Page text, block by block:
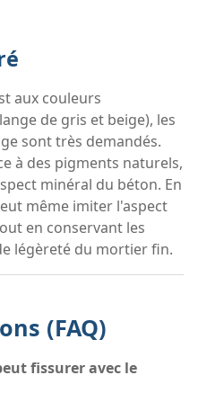
aux couleurs
de gris et beige), les
sont très demandés.
à des pigments naturels,
minéral du béton. En
même imiter l'aspect
en conservant les
légèreté du mortier fin.
(FAQ)
fissurer avec le